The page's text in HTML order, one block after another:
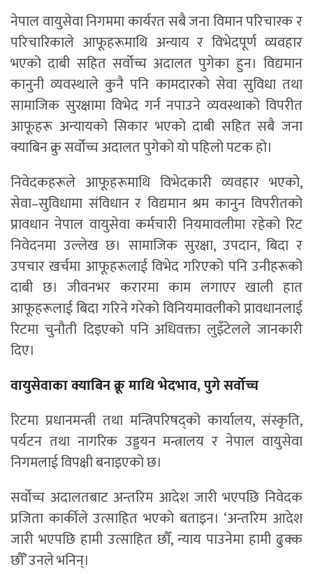
नेपाल वायुसेवा निगममा कार्यरत सबै जना विमान परिचारक र
परिचारिकाले आफूहरूमाथि अन्याय र विभेदपूर्ण व्यवहार
भएको दाबी सहित सर्वोच्च अदालत पुगेका हुन। विद्यमान
कानुनी व्यवस्थाले कुनै पनि कामदारको सेवा सुविधा तथा
सामाजिक सुरक्षामा विभेद गर्न नपाउने व्यवस्थाको विपरीत
आफूहरू अन्यायको सिकार भएको दाबी सहित सबै जना
क्याबिन क्रु सर्वोच्च अदालत पुगेको यो पहिलो पटक हो।
निवेदकहरूले आफूहरूमाथि विभेदकारी व्यवहार भएको,
सेवा–सुविधामा संविधान र विद्यमान श्रम कानुन विपरीतको
प्रावधान नेपाल वायुसेवा कर्मचारी नियमावलीमा रहेको रिट
निवेदनमा उल्लेख छ। सामाजिक सुरक्षा, उपदान, बिदा र
उपचार खर्चमा आफूहरूलाई विभेद गरिएको पनि उनीहरूको
दाबी छ। जीवनभर करारमा काम लगाएर खाली हात
आफूहरूलाई बिदा गरिने गरेको विनियमावलीको प्रावधानलाई
रिटमा चुनौती दिइएको पनि अधिवक्ता लुइँटेलले जानकारी
दिए।
वायुसेवाका क्याबिन क्रू माथि भेदभाव, पुगे सर्वोच्च
रिटमा प्रधानमन्त्री तथा मन्त्रिपरिषद्को कार्यालय, संस्कृति,
पर्यटन तथा नागरिक उड्डयन मन्त्रालय र नेपाल वायुसेवा
निगमलाई विपक्षी बनाइएको छ।
सर्वोच्च अदालतबाट अन्तरिम आदेश जारी भएपछि निवेदक
प्रजिता कार्कीले उत्साहित भएको बताइन। ‘अन्तरिम आदेश
जारी भएपछि हामी उत्साहित छौँ, न्याय पाउनेमा हामी ढुक्क
छौँ’ उनले भनिन्।